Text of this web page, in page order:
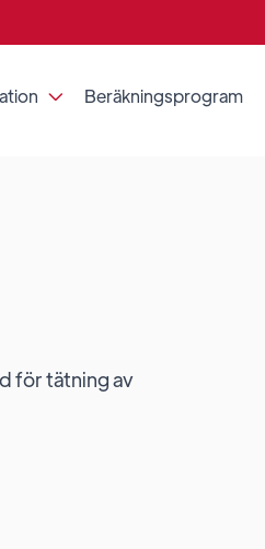
 Beräkningsprogram
för tätning av